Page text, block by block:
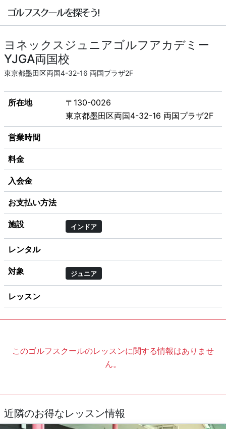
ヨネックスジュニアゴルフアカデミー
YJGA両国校
東京都墨田区両国4-32-16 両国プラザ2F
所在地
〒130-0026
東京都墨田区両国4-32-16 両国プラザ2F
営業時間
料金
入会金
お支払い方法
施設 インドア
レンタル
対象 ジュニア
レッスン
このゴルフスクールのレッスンに関する情報はありませ
ん。
近隣のお得なレッスン情報